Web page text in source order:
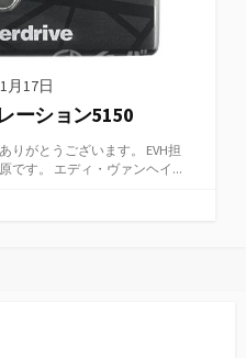
月17日
ーション5150
りがとうございます。 EVH担
です。 エディ・ヴァンヘイ...